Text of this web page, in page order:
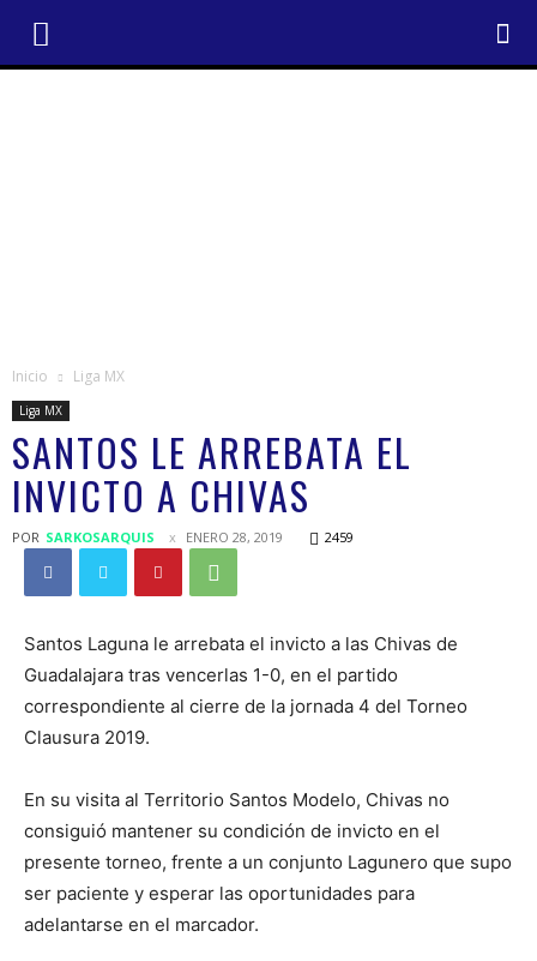
Inicio Liga MX
Liga MX
SANTOS LE ARREBATA EL
INVICTO A CHIVAS
POR SARKOSARQUIS ENERO 28, 2019 2459
Santos Laguna le arrebata el invicto a las Chivas de
Guadalajara tras vencerlas 1-0, en el partido
correspondiente al cierre de la jornada 4 del Torneo
Clausura 2019.
En su visita al Territorio Santos Modelo, Chivas no
consiguió mantener su condición de invicto en el
presente torneo, frente a un conjunto Lagunero que supo
ser paciente y esperar las oportunidades para
adelantarse en el marcador.